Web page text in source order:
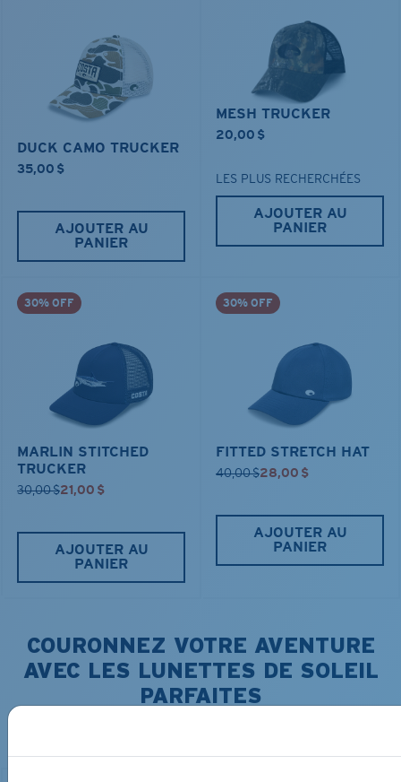
DUCK CAMO TRUCKER
35,00 $
AJOUTER AU
PANIER
MESH TRUCKER
20,00 $
LES PLUS RECHERCHÉES
AJOUTER AU
PANIER
30% OFF
MARLIN STITCHED
TRUCKER
30,00 $21,00 $
AJOUTER AU
PANIER
30% OFF
FITTED STRETCH HAT
40,00 $28,00 $
AJOUTER AU
PANIER
COURONNEZ VOTRE AVENTURE
AVEC LES LUNETTES DE SOLEIL
PARFAITES